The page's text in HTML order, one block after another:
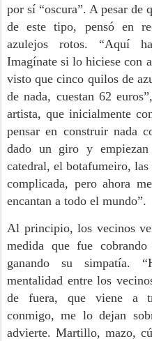
por sí “oscura”. A pesar de
de este tipo, pensó en
azulejos rotos. “Aquí
Imagínate si lo hiciese con
visto que cinco quilos de
de nada, cuestan 62
artista, que inicialmente
pensar en construir nada
dado un giro y
catedral, el botafumeiro,
complicada, pero ahora
encantan a todo el mundo”.
Al principio, los vecinos
medida que fue
ganando su simpatía.
mentalidad entre los
de fuera, que viene a
conmigo, me lo dejan
advierte. Martillo, mazo,